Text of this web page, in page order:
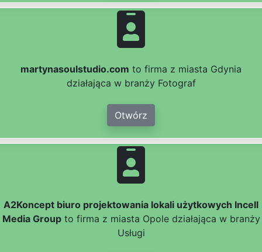
martynasoulstudio.com to firma z miasta Gdynia
działająca w branży Fotograf
Otwórz
A2Koncept biuro projektowania lokali użytkowych Incell
Media Groupto firma z miasta Opole działająca w branży
Usługi